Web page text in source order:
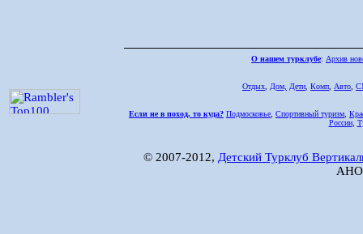
О нашем турклубе: Архив
Отдых Дом, Дети Комп Авто
Если не в поход, то куда? Подмосковье Спортивный туризм
России,
© 2007-2012, Детский Турклуб
АНО